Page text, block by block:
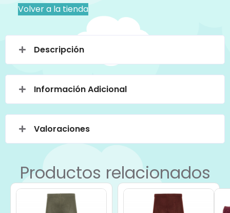
Volver a la tienda
Descripción
Información Adicional
Valoraciones
Productos relacionados